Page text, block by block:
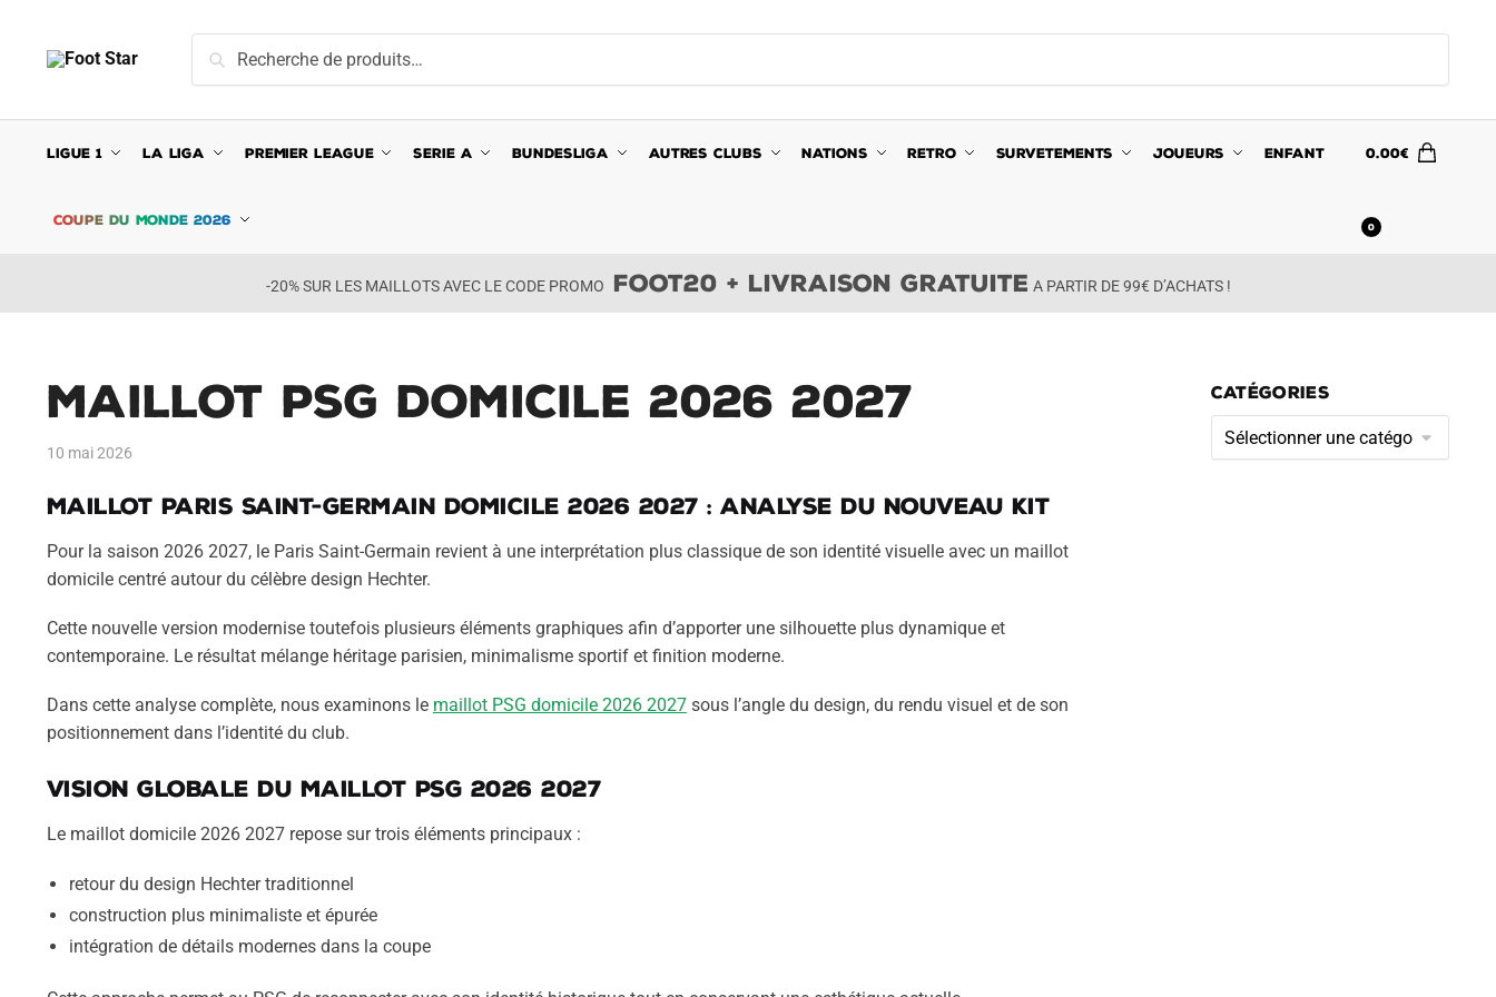
navigation
content
pour :
Recherche
LIGUE 1 LA LIGA PREMIER LEAGUE SERIE A BUNDESLIGA AUTRES CLUBS NATIONS RETRO SURVETEMENTS JOUEURS ENFANT
COUPE DU MONDE 2026
0.00€
0
-20% SUR LES MAILLOTS AVEC LE CODE PROMO FOOT20 + LIVRAISON GRATUITE A PARTIR DE 99€ D’ACHATS !
Maillot PSG Domicile 2026 2027
10 mai 2026
Maillot Paris Saint-Germain domicile 2026 2027 : analyse du nouveau kit
Pour la saison 2026 2027, le Paris Saint-Germain revient à une interprétation plus classique de son identité visuelle avec un maillot
domicile centré autour du célèbre design Hechter.
Cette nouvelle version modernise toutefois plusieurs éléments graphiques afin d’apporter une silhouette plus dynamique et
contemporaine. Le résultat mélange héritage parisien, minimalisme sportif et finition moderne.
Dans cette analyse complète, nous examinons le maillot PSG domicile 2026 2027sous l’angle du design, du rendu visuel et de son
positionnement dans l’identité du club.
Vision globale du maillot PSG 2026 2027
Le maillot domicile 2026 2027 repose sur trois éléments principaux :
retour du design Hechter traditionnel
construction plus minimaliste et épurée
intégration de détails modernes dans la coupe
CATÉGORIES
Catégories